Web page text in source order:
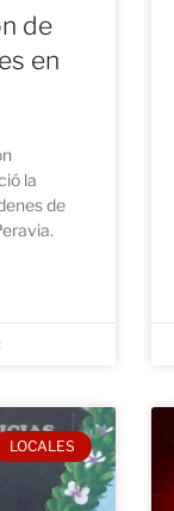
de
en
la
de
LOCALES